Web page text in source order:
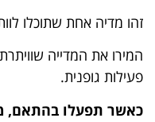
זהו מדיה אחת שתוכלו
המירו את המדייה
פעילות גופנית.
כאשר תפעלו בהתאם,